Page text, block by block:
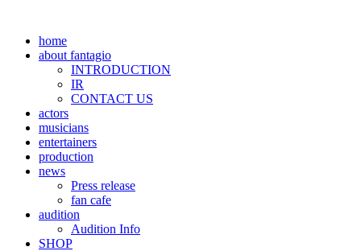
home
about fantagio
INTRODUCTION
IR
CONTACT US
actors
musicians
entertainers
production
news
Press release
fan cafe
audition
Audition Info
SHOP